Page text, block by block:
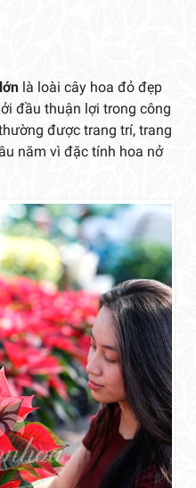
là loài cây hoa đỏ đẹp
đầu thuận lợi trong công
được trang trí, trang
năm vì đặc tính hoa nở